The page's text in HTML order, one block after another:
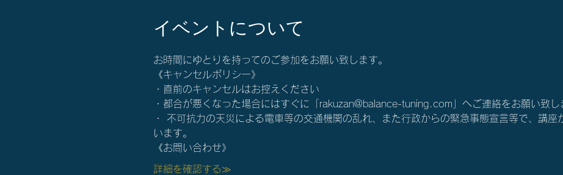
イベントについて
お時間にゆとりを持ってのご参加をお願い致します。
《キャンセルポリシー》
・直前のキャンセルはお控えください
・都合が悪くなった場合にはすぐに「rakuzan@balance-tuning.com」へご連絡をお願い致し
・ 不可抗力の天災による電車等の交通機関の乱れ、また行政からの緊急事態宣言等で、講座
います。
《お問い合わせ》
詳細を確認する≫